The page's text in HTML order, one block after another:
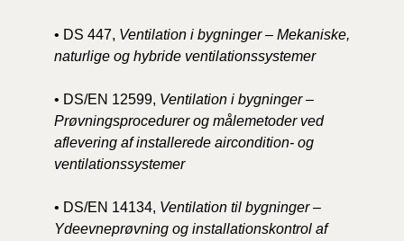
• DS 447, Ventilation i bygninger – Mekaniske,
naturlige og hybride ventilationssystemer
• DS/EN 12599, Ventilation i bygninger –
Prøvningsprocedurer og målemetoder ved
aflevering af installerede aircondition- og
ventilationssystemer
• DS/EN 14134, Ventilation til bygninger –
Ydeevneprøvning og installationskontrol af